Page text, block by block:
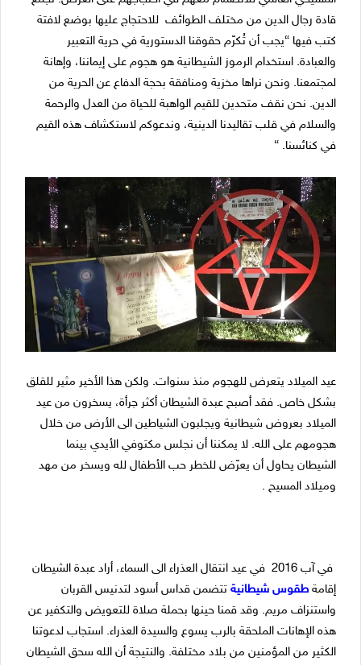
قادة رجال الدين من مختلف الطوائف للاحتجاج عليها بوضع لافتة
كتب فيها “يجب أن تُكرّم حقوقنا الدستورية في حرية التعبير
والعبادة. استخدام الرموز الشيطانية هو هجوم على إيماننا، وإهانة
لمجتمعنا. ونحن نراها مخزية ومنافقة بحجة الدفاع عن الحرية من
الدين. نحن نقف متحدين للقيم الواهبة للحياة من العدل والرحمة
والسلام في قلب تقاليدنا الدينية، وندعوكم لاستكشاف هذه القيم
في كنائسنا. “
عيد الميلاد يتعرض للهجوم منذ سنوات. ولكن هذا الأخير مثير للقلق
بشكل خاص. فقد أصبح عبدة الشيطان أكثر جرأة، يسخرون من عيد
الميلاد بعروض شيطانية ويجلبون الشياطين الى الأرض من خلال
هجومهم على الله. لا يمكننا أن نجلس مكتوفي الأيدي بينما
الشيطان يحاول أن يعرّض للخطر حب الأطفال لله ويسخر من مهد
وميلاد المسيح .
في آب 2016 في عيد انتقال العذراء الى السماء، أراد عبدة الشيطان
إقامة طقوس شيطانية تتضمن قداس أسود لتدنيس القربان
واستنزاف مريم. وقد قمنا حينها بحملة صلاة للتعويض والتكفير عن
هذه الإهانات الملحقة بالرب يسوع والسيدة العذراء. استجاب لدعوتنا
الكثير من المؤمنين من بلاد مختلفة. والنتيجة أن الله سحق الشيطان